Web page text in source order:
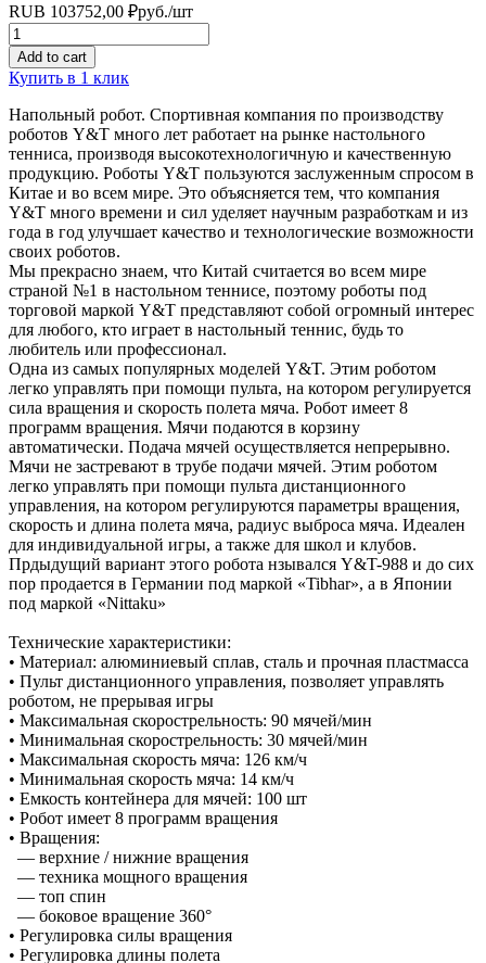
RUB 103752,00 ₽руб./шт
Quantity
Add to cart
Купить в 1 клик
Напольный робот. Спортивная компания по производству
роботов Y&T много лет работает на рынке настольного
тенниса, производя высокотехнологичную и качественную
продукцию. Роботы Y&T пользуются заслуженным спросом в
Китае и во всем мире. Это объясняется тем, что компания
Y&T много времени и сил уделяет научным разработкам и из
года в год улучшает качество и технологические возможности
своих роботов.
Мы прекрасно знаем, что Китай считается во всем мире
страной №1 в настольном теннисе, поэтому роботы под
торговой маркой Y&T представляют собой огромный интерес
для любого, кто играет в настольный теннис, будь то
любитель или профессионал.
Одна из самых популярных моделей Y&T. Этим роботом
легко управлять при помощи пульта, на котором регулируется
сила вращения и скорость полета мяча. Робот имеет 8
программ вращения. Мячи подаются в корзину
автоматически. Подача мячей осуществляется непрерывно.
Мячи не застревают в трубе подачи мячей. Этим роботом
легко управлять при помощи пульта дистанционного
управления, на котором регулируются параметры вращения,
скорость и длина полета мяча, радиус выброса мяча. Идеален
для индивидуальной игры, а также для школ и клубов.
Прдыдущий вариант этого робота нзывался Y&T-988 и до сих
пор продается в Германии под маркой «Tibhar», а в Японии
под маркой «Nittaku»
Технические характеристики:
• Материал: алюминиевый сплав, сталь и прочная пластмасса
• Пульт дистанционного управления, позволяет управлять
роботом, не прерывая игры
• Максимальная скорострельность: 90 мячей/мин
• Минимальная скорострельность: 30 мячей/мин
• Максимальная скорость мяча: 126 км/ч
• Минимальная скорость мяча: 14 км/ч
• Емкость контейнера для мячей: 100 шт
• Робот имеет 8 программ вращения
• Вращения:
— верхние / нижние вращения
— техника мощного вращения
— топ спин
— боковое вращение 360°
• Регулировка силы вращения
• Регулировка длины полета